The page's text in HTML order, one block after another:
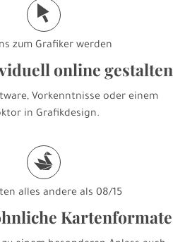
j
zum Grafiker werden
online gestalten
Vorkenntnisse oder einem
in Grafikdesign.
s
alles andere als 08/15
Kartenformate